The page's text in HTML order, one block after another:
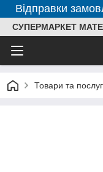
Відправки
СУПЕРМАРКЕТ
Товари та